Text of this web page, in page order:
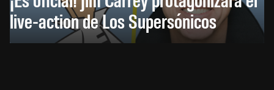
live-action de Los Supersónicos